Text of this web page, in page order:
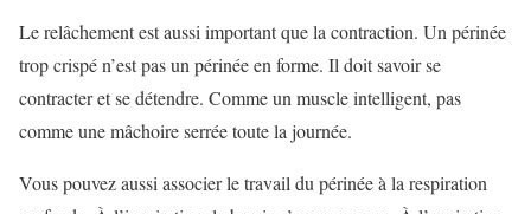
Le relâchement est aussi important que la contraction. Un périnée
trop crispé n’est pas un périnée en forme. Il doit savoir se
contracter et se détendre. Comme un muscle intelligent, pas
comme une mâchoire serrée toute la journée.
Vous pouvez aussi associer le travail du périnée à la respiration